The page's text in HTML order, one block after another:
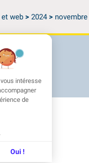
web > 2024 > novembre
intéresse
de
Oui !